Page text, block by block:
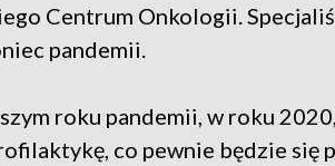
Centrum Onkologii.
pandemii.
roku pandemii, w roku
co pewnie będzie się